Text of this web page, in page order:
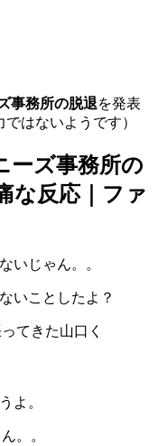
事務所の脱退を発表
はないようです）
ーズ事務所の
な反応｜ファ
いじゃん。。
いことしたよ？
てきた山口く
よ。
。。